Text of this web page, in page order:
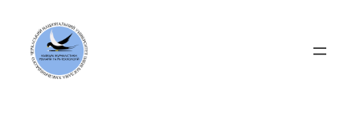
вмісту